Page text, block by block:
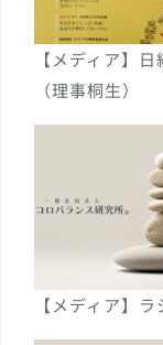
【メディア】
（理事桐生）
【メディア】